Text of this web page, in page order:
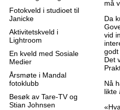
Fotokveld i studioet til
Janicke
Aktivitetskveld i
Lightroom
En kveld med Sosiale
Medier
Årsmøte i Mandal
fotoklubb
Besøk av Tare-TV og
Stian Johnsen
må
Da
vid
godt
Det
Nå
likte